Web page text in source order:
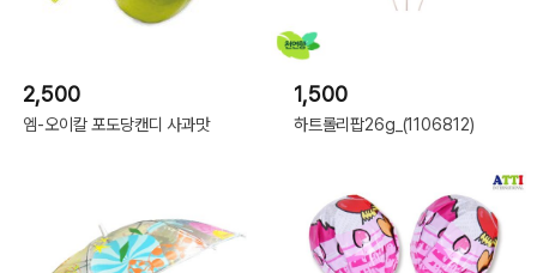
2,500
엠-오이칼 포도당캔디 사과맛
1,500
하트롤리팝26g_(1106812)